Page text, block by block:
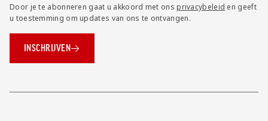
Door je te abonneren gaat u akkoord met onsprivacybeleid en geeft
u toestemming om updates van ons te ontvangen.
INSCHRIJVEN